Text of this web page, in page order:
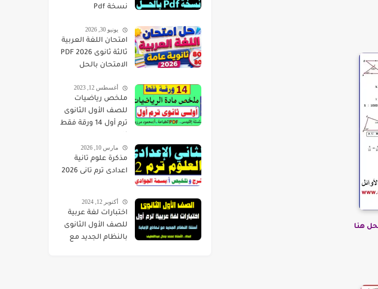
نسخة Pdf
يونيو 30, 2026
امتحان اللغة العربية
ثالثة ثانوى 2026 PDF
الامتحان بالحل
أغسطس 12, 2023
ملخص رياضيات
للصف الأول الثانوى
ترم أول 14 ورقة فقط
مارس 10, 2026
مذكرة علوم تانية
اعدادى ترم تانى 2026
أكتوبر 12, 2024
اختبارات لغة عربية
للصف الأول الثانوى
بالنظام الجديد مع